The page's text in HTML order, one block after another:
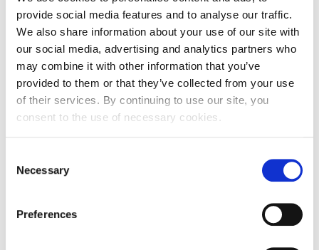
provide social media features and to analyse our traffic.
We also share information about your use of our site with
our social media, advertising and analytics partners who
may combine it with other information that you’ve
provided to them or that they’ve collected from your use
of their services. By continuing to use our site, you
consent to the use of necessary cookies.
Selection
Necessary
Preferences
Datum isteka
subjekta
-
Adresa pravnog oblika
Adresa
Masarykova ulica 1
Poštanski broj
10000
Država
Adresa sjedišta subjekta